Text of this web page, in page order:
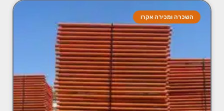
השכרה ומכירה אקרו